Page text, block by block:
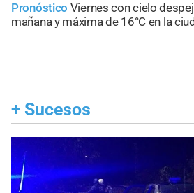
Pronóstico Viernes con cielo
mañana y máxima de 16°C en la
+ Sucesos